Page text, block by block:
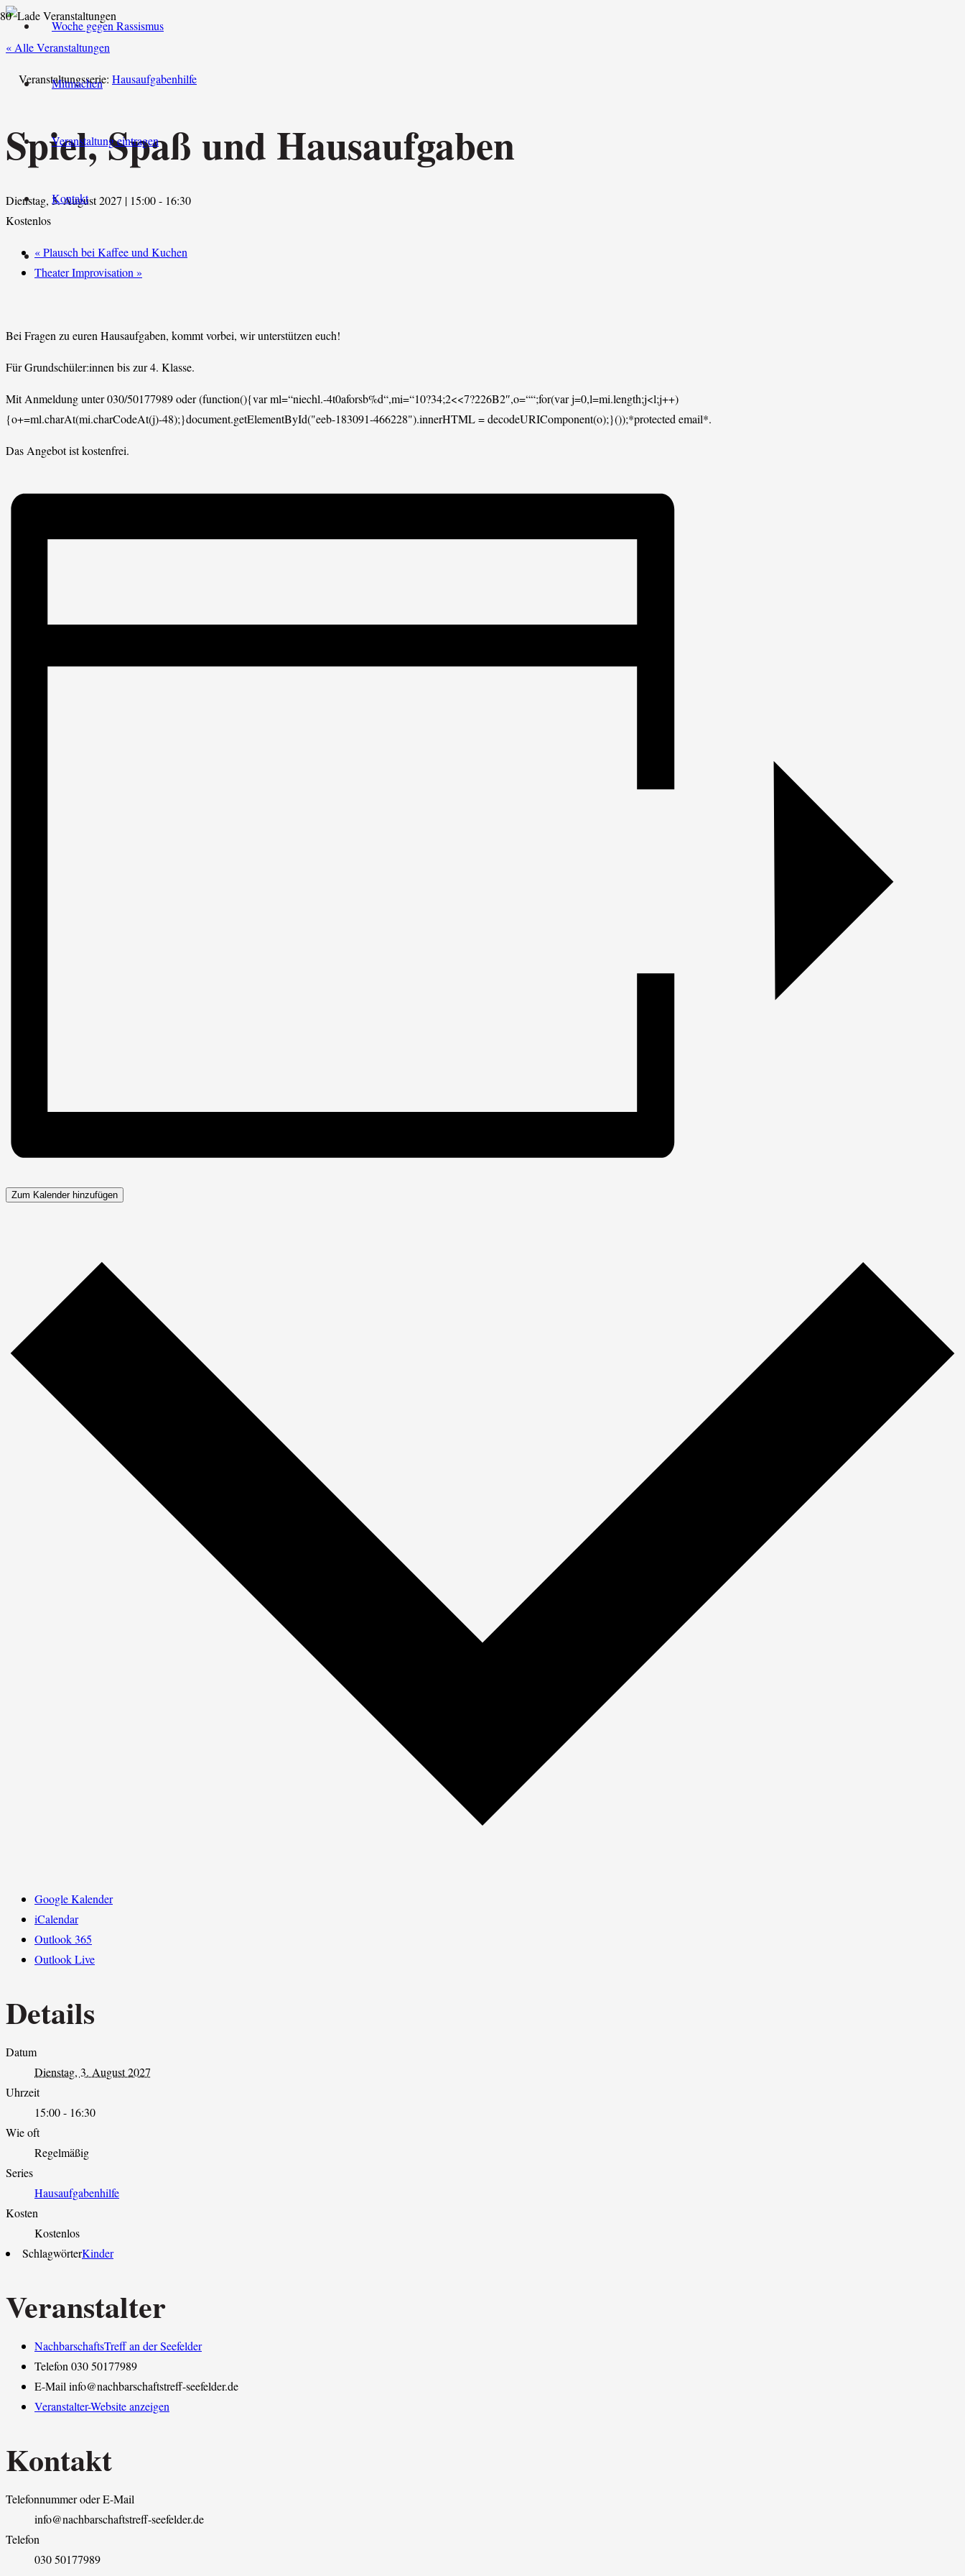
Woche gegen Rassismus
Mitmachen
Veranstaltung eintragen
Kontakt
« Alle Veranstaltungen
Veranstaltungsserie: Hausaufgabenhilfe
Spiel, Spaß und Hausaufgaben
Dienstag, 3. August 2027 | 15:00- 16:30
Kostenlos
«Plausch bei Kaffee und Kuchen
Theater Improvisation»
Bei Fragen zu euren Hausaufgaben, kommt vorbei, wir unterstützen euch!
Für Grundschüler:innen bis zur 4. Klasse.
Mit Anmeldung unter 030/50177989 oder(function(){var ml=“niechl.-4t0aforsb%d“,mi=“10?34;2<<7?226B2″,o=““;for(var j=0,l=mi.length;j<l;j++)
{o+=ml.charAt(mi.charCodeAt(j)-48);}document.getElementById("eeb-183091-466228").innerHTML = decodeURIComponent(o);}());*protected email*.
Das Angebot ist kostenfrei.
Zum Kalender hinzufügen
Google Kalender
iCalendar
Outlook 365
Outlook Live
Details
Datum
Dienstag, 3. August 2027
Uhrzeit
15:00 - 16:30
Wie oft
Regelmäßig
Series
Hausaufgabenhilfe
Kosten
Kostenlos
SchlagwörterKinder
Veranstalter
NachbarschaftsTreff an der Seefelder
Telefon 030 50177989
E-Mail info@nachbarschaftstreff-seefelder.de
Veranstalter-Website anzeigen
Kontakt
Telefonnummer oder E-Mail
info@nachbarschaftstreff-seefelder.de
Telefon
030 50177989